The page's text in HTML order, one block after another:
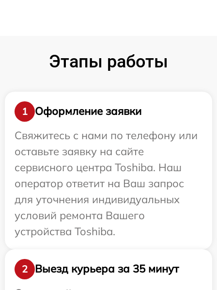
Этапы работы
1
Оформление заявки
Свяжитесь с нами по телефону или
оставьте заявку на сайте
сервисного центра Toshiba. Наш
оператор ответит на Ваш запрос
для уточнения индивидуальных
условий ремонта Вашего
устройства Toshiba.
2
Выезд курьера за 35 минут